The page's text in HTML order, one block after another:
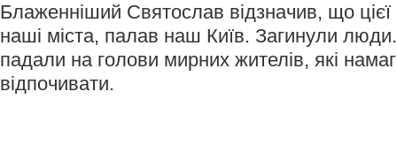
Блаженніший Святослав відзначив, що цієї
наші міста, палав наш Київ. Загинули
падали на голови мирних жителів, які
відпочивати.